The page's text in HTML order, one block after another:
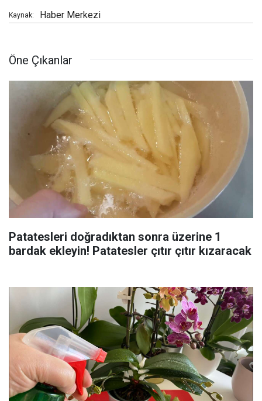
Kaynak: Haber Merkezi
Öne Çıkanlar
Patatesleri doğradıktan sonra üzerine 1
bardak ekleyin! Patatesler çıtır çıtır kızaracak